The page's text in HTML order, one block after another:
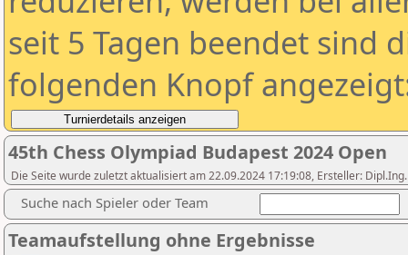
seit 5 Tagen beendet sind
folgenden Knopf
45th Chess Olympiad Budapest 2024 Open
Die Seite wurde zuletzt aktualisiert am 22.09.2024 17:19:08, Ersteller:
Suche nach Spieler oder Team
Teamaufstellung ohne Ergebnisse